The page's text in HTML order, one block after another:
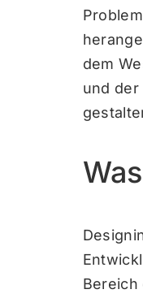
dem
und der
Bereich